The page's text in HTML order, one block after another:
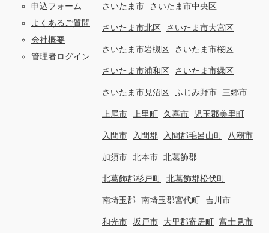
申込フォーム
よくあるご質問
会社概要
管理者ログイン
さいたま市 さいたま市中央区
さいたま市北区 さいたま市大宮区
さいたま市岩槻区 さいたま市桜区
さいたま市浦和区 さいたま市緑区
さいたま市見沼区 ふじみ野市 三郷市
上尾市 上里町 久喜市 児玉郡美里町
入間市 入間郡 入間郡毛呂山町 八潮市
加須市 北本市 北葛飾郡
北葛飾郡杉戸町 北葛飾郡松伏町
南埼玉郡 南埼玉郡宮代町 吉川市
和光市 坂戸市 大里郡寄居町 富士見市